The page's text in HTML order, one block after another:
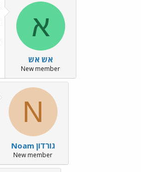
א
אש אש
New member
N
Noam גורדון
New member